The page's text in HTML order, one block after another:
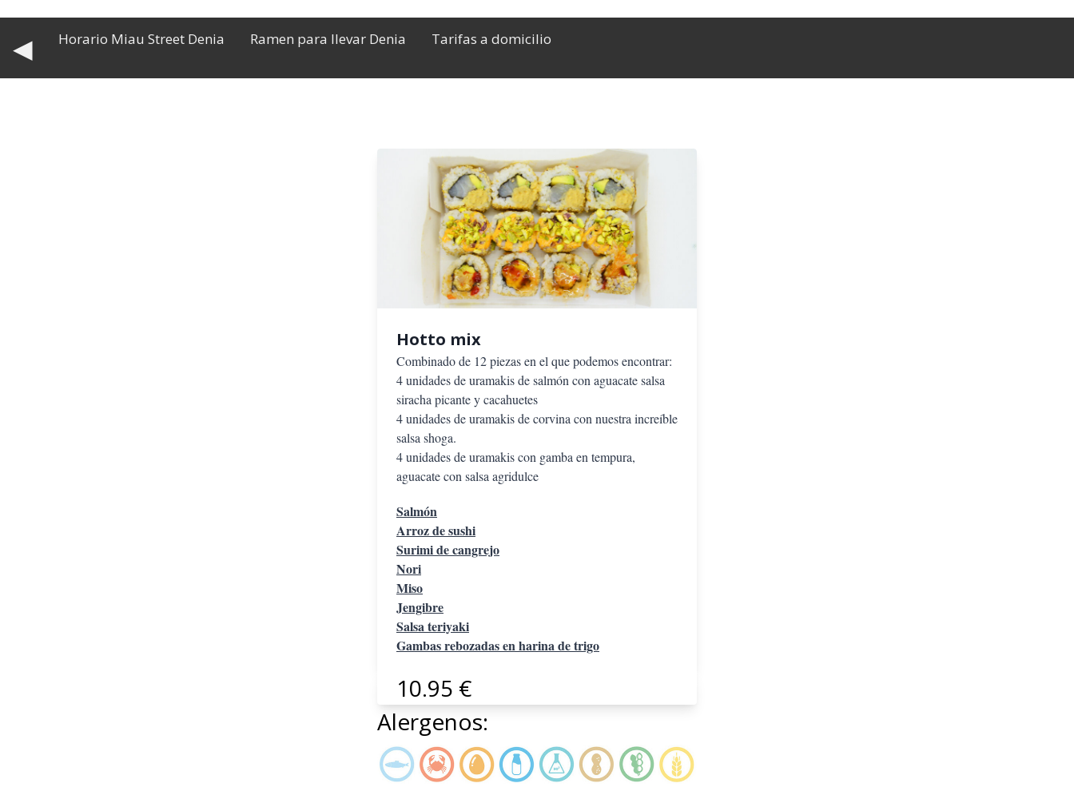
◀ Horario Miau Street Denia Ramen para llevar Denia Tarifas a domicilio
Hotto mix
Combinado de 12 piezas en el que podemos encontrar:
4 unidades de uramakis de salmón con aguacate salsa
siracha picante y cacahuetes
4 unidades de uramakis de corvina con nuestra increíble
salsa shoga.
4 unidades de uramakis con gamba en tempura,
aguacate con salsa agridulce
Salmón
Arroz de sushi
Surimi de cangrejo
Nori
Miso
Jengibre
Salsa teriyaki
Gambas rebozadas en harina de trigo
10.95 €
Alergenos: